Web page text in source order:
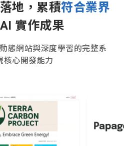
地，累積符合業界
實作成果
態網站與深度學習的完整系
核心開發能力